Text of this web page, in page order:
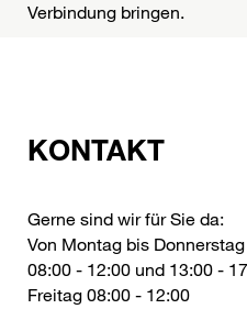
Verbindung bringen.
KONTAKT
Gerne sind wir für Sie da:
Von Montag bis Donnerstag
08:00 - 12:00 und 13:00 -
Freitag 08:00 - 12:00